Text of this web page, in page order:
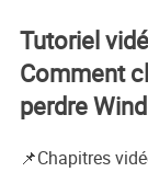
Tutoriel
Comment
perdre
📌Chapitres